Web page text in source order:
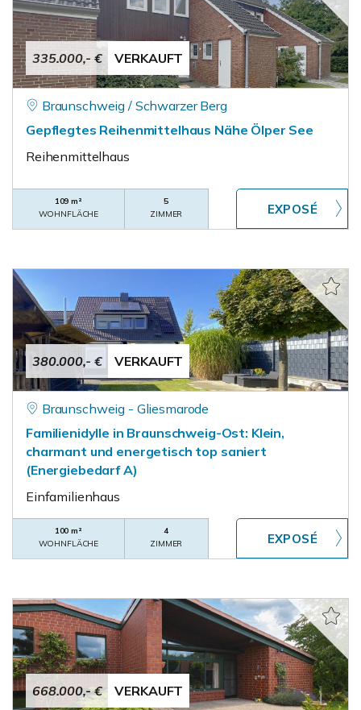
335.000,- € VERKAUFT
Braunschweig / Schwarzer Berg
Gepflegtes Reihenmittelhaus Nähe Ölper See
Reihenmittelhaus
109 m²
WOHNFLÄCHE
5
ZIMMER
380.000,- € VERKAUFT
Braunschweig - Gliesmarode
Familienidylle in Braunschweig-Ost: Klein,
charmant und energetisch top saniert
(Energiebedarf A)
Einfamilienhaus
100 m²
WOHNFLÄCHE
4
ZIMMER
668.000,- € VERKAUFT